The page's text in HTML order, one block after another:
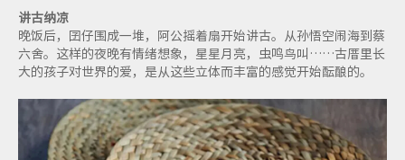
讲古纳凉
晚饭后，囝仔围成一堆，阿公摇着扇开始讲古。从孙悟空闹海到蔡
六舍。这样的夜晚有情绪想象，星星月亮，虫鸣鸟叫……古厝里长
大的孩子对世界的爱，是从这些立体而丰富的感觉开始酝酿的。